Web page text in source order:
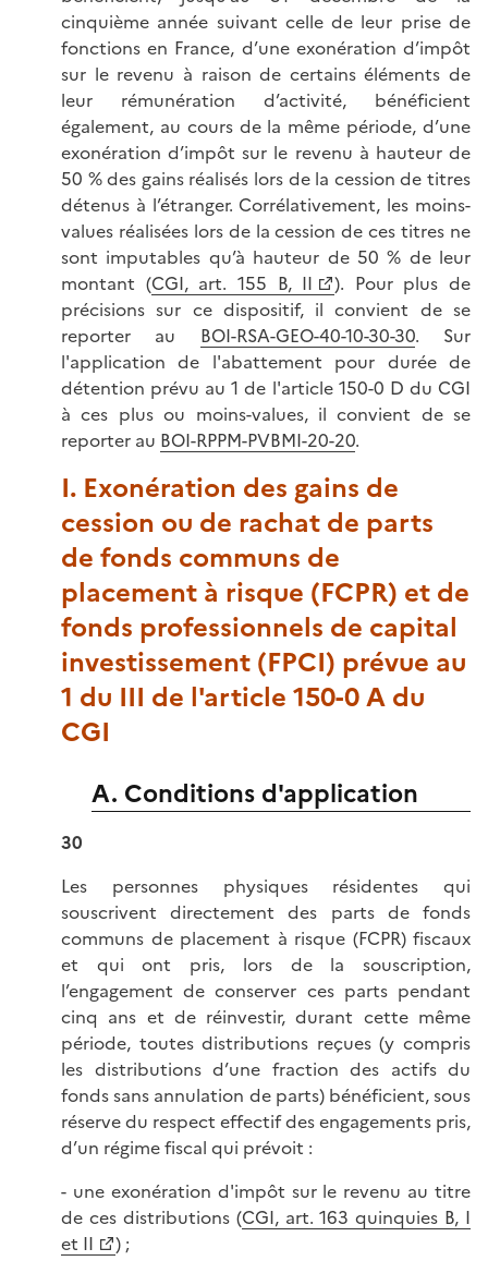
cinquième année suivant celle de leur prise de
fonctions en France, d’une exonération d’impôt
sur le revenu à raison de certains éléments de
leur rémunération d’activité, bénéficient
également, au cours de la même période, d’une
exonération d’impôt sur le revenu à hauteur de
50 % des gains réalisés lors de la cession de titres
détenus à l’étranger. Corrélativement, les moins-
values réalisées lors de la cession de ces titres ne
sont imputables qu’à hauteur de 50 % de leur
montant (CGI, art. 155 B, II
). Pour plus de
précisions sur ce dispositif, il convient de se
reporter au BOI-RSA-GEO-40-10-30-30. Sur
l'application de l'abattement pour durée de
détention prévu au 1 de l'article 150-0 D du CGI
à ces plus ou moins-values, il convient de se
reporter au BOI-RPPM-PVBMI-20-20.
I. Exonération des gains de
cession ou de rachat de parts
de fonds communs de
placement à risque (FCPR) et de
fonds professionnels de capital
investissement (FPCI) prévue au
1 du III de l'article 150-0 A du
CGI
A. Conditions d'application
30
Les personnes physiques résidentes qui
souscrivent directement des parts de fonds
communs de placement à risque (FCPR) fiscaux
et qui ont pris, lors de la souscription,
l’engagement de conserver ces parts pendant
cinq ans et de réinvestir, durant cette même
période, toutes distributions reçues (y compris
les distributions d’une fraction des actifs du
fonds sans annulation de parts) bénéficient, sous
réserve du respect effectif des engagements pris,
d’un régime fiscal qui prévoit :
- une exonération d'impôt sur le revenu au titre
de ces distributions (CGI, art. 163 quinquies B, I
et II
) ;